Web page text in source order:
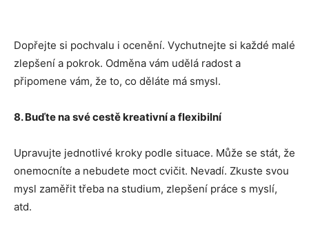
Dopřejte si pochvalu i ocenění. Vychutnejte si každé malé
zlepšení a pokrok. Odměna vám udělá radost a
připomene vám, že to, co děláte má smysl.
8. Buďte na své cestě kreativní a flexibilní
Upravujte jednotlivé kroky podle situace. Může se stát, že
onemocníte a nebudete moct cvičit. Nevadí. Zkuste svou
mysl zaměřit třeba na studium, zlepšení práce s myslí,
atd.